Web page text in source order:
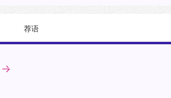
荐语